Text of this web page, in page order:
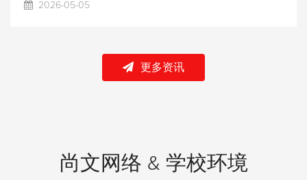
2026-05-05
更多资讯
尚文网络 & 学校环境